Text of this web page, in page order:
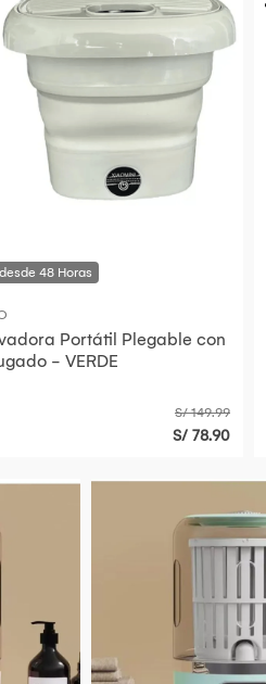
Portátil Plegable con
- VERDE
S/ 149.99
S/ 78.90